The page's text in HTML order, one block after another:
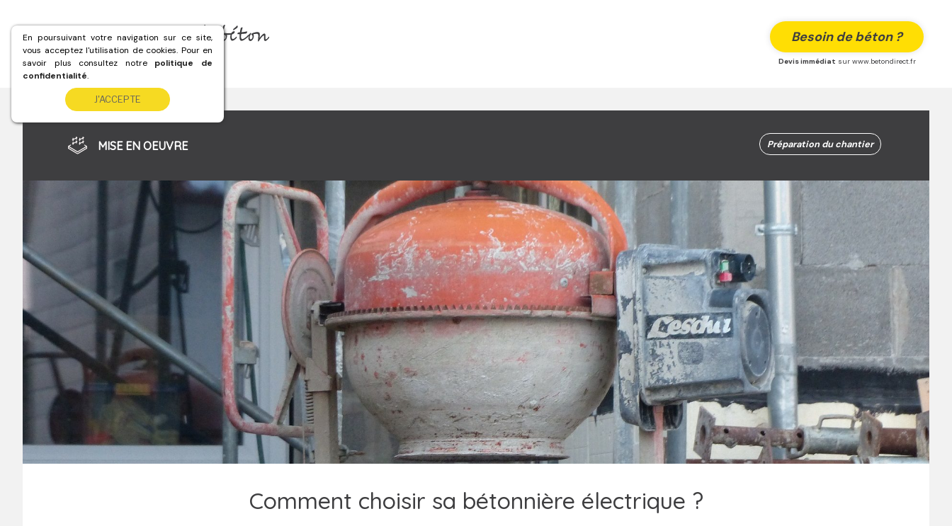
En poursuivant votre navigation sur ce site,
vous acceptez l'utilisation de cookies. Pour en
savoir plus consultez notre politique de
confidentialité.
J'ACCEPTE
au
contenu
principal
Besoin de béton ?
Devis immédiat sur www.betondirect.fr
MISE EN OEUVRE Préparation du chantier
Comment choisir sa bétonnière électrique ?